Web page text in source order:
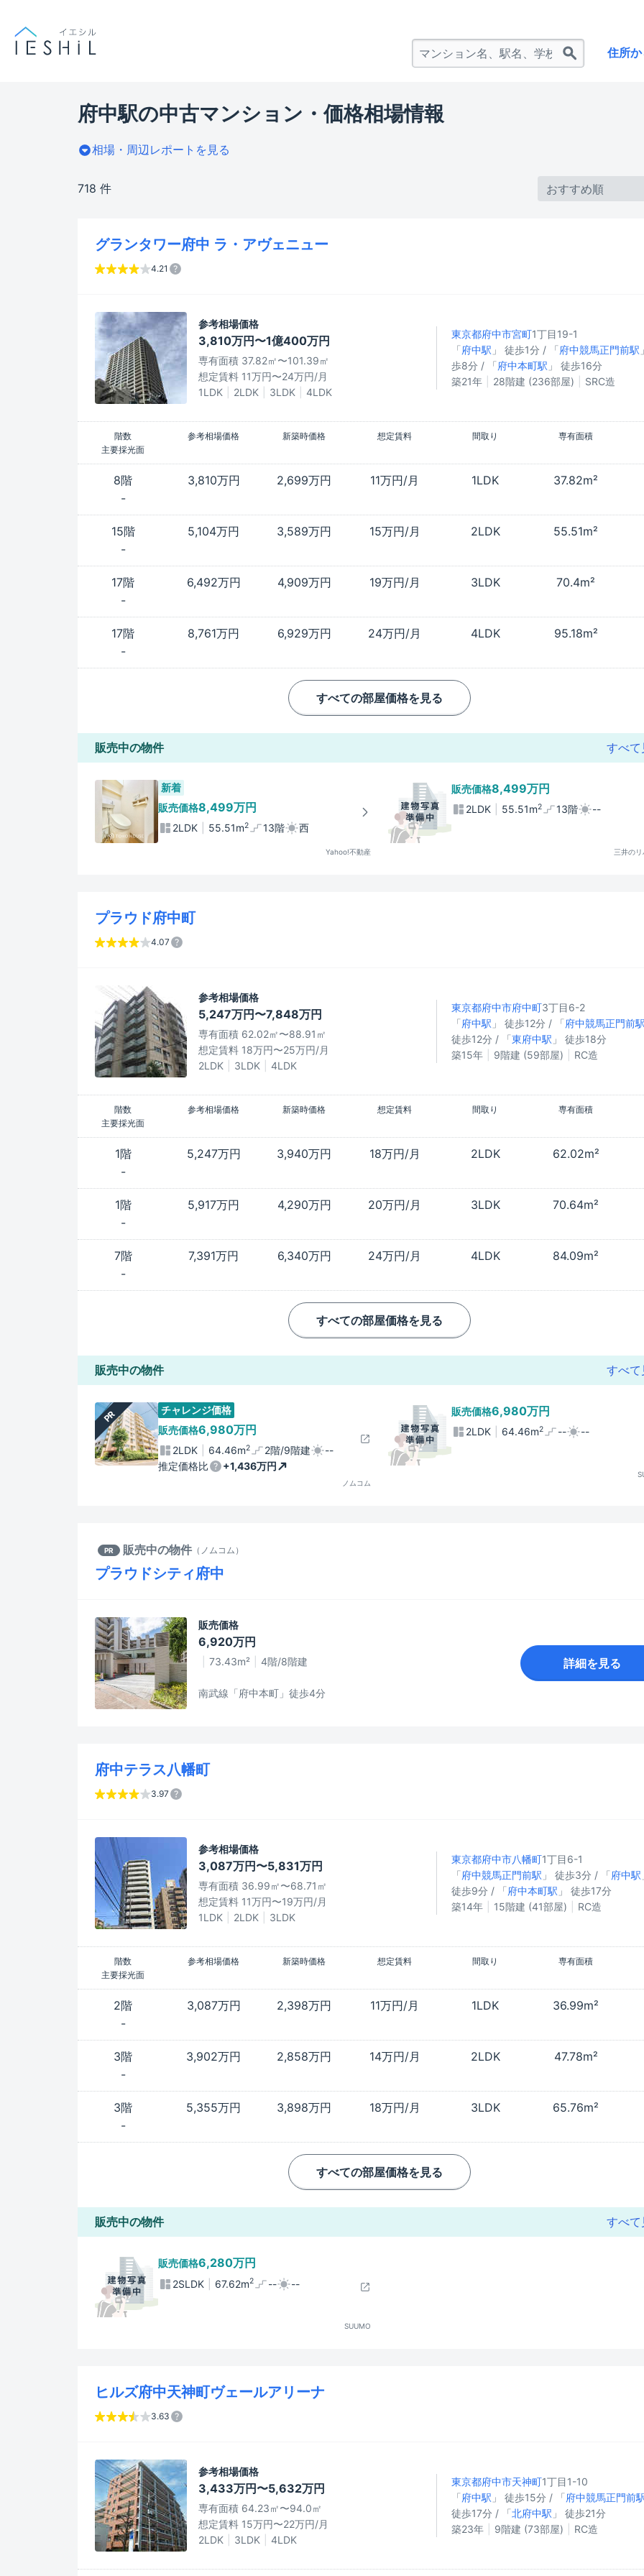
住所
府中駅の中古マンション・価格相場情報
相場・周辺レポートを見る
718 件
グランタワー府中 ラ・アヴェニュー
4.21
参考相場価格
3,810万円〜1億400万円
専有面積 37.82㎡〜101.39㎡
想定賃料 11万円〜24万円/月
1LDK
2LDK 3LDK 4LDK
東京都府中市宮町1丁目19-1
「府中駅 」 徒歩1分 / 「府中競馬正門前駅
歩8分 / 「府中本町駅 」 徒歩16分
築21年
28階建 (236部屋) SRC造
階数 参考相場価格 新築時価格 想定賃料 間取り
専有面積
主要採光面
8階 3,810万円 2,699万円 11万円/月 1LDK
37.82m²
-
15階 5,104万円 3,589万円 15万円/月 2LDK
55.51m²
-
17階 6,492万円 4,909万円 19万円/月 3LDK
70.4m²
-
17階 8,761万円 6,929万円 24万円/月 4LDK
95.18m²
-
すべての部屋価格を見る
販売中の物件 すべて
新着
販売価格8,499万円
2LDK 55.51m2 13階 西
Yahoo!不動産
販売価格8,499万円
2LDK 55.51m2 13階 --
三井の
プラウド府中町
4.07
参考相場価格
5,247万円〜7,848万円
専有面積 62.02㎡〜88.91㎡
想定賃料 18万円〜25万円/月
2LDK
3LDK 4LDK
東京都府中市府中町3丁目6-2
「府中駅 」 徒歩12分 / 「府中競馬正門前
徒歩12分 / 「東府中駅 」 徒歩18分
築15年
9階建 (59部屋) RC造
階数 参考相場価格 新築時価格 想定賃料 間取り
専有面積
主要採光面
1階 5,247万円 3,940万円 18万円/月 2LDK
62.02m²
-
1階 5,917万円 4,290万円 20万円/月 3LDK
70.64m²
-
7階 7,391万円 6,340万円 24万円/月 4LDK
84.09m²
-
すべての部屋価格を見る
販売中の物件 すべて
PR
チャレンジ価格
販売価格6,980万円
2LDK 64.46m2 2階/9階建
--
推定価格比
+1,436万円
ノムコム
販売価格6,980万円
2LDK 64.46m2 -- --
PR 販売中の物件 （ ノムコム ）
プラウドシティ府中
販売価格
6,920万円
73.43m² 4階/8階建
南武線「府中本町」徒歩4分
詳細を見る
府中テラス八幡町
3.97
参考相場価格
3,087万円〜5,831万円
専有面積 36.99㎡〜68.71㎡
想定賃料 11万円〜19万円/月
1LDK
2LDK 3LDK
東京都府中市八幡町1丁目6-1
「 府中競馬正門前駅 」 徒歩3分 / 「 府中駅
徒歩9分 / 「 府中本町駅 」 徒歩17分
築14年
15階建 (41部屋) RC造
階数 参考相場価格 新築時価格 想定賃料 間取り
専有面積
主要採光面
2階 3,087万円 2,398万円 11万円/月 1LDK
36.99m²
-
3階 3,902万円 2,858万円 14万円/月 2LDK
47.78m²
-
3階 5,355万円 3,898万円 18万円/月 3LDK
65.76m²
-
すべての部屋価格を見る
販売中の物件 すべて
販売価格6,280万円
2SLDK 67.62m2 -- --
SUUMO
ヒルズ府中天神町ヴェールアリーナ
3.63
参考相場価格
3,433万円〜5,632万円
専有面積 64.23㎡〜94.0㎡
想定賃料 15万円〜22万円/月
2LDK
3LDK 4LDK
東京都府中市天神町1丁目1-10
「 府中駅 」 徒歩15分 / 「 府中競馬正門前
徒歩17分 / 「北府中駅 」 徒歩21分
築23年
9階建 (73部屋) RC造